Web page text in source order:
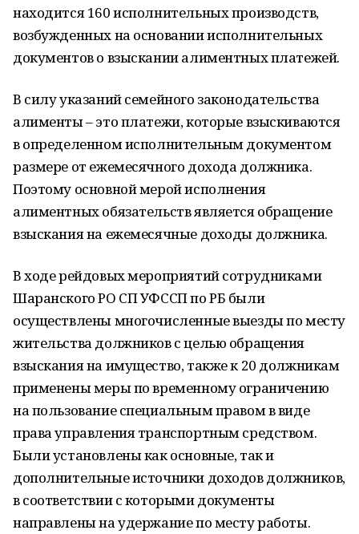
находится 160 исполнительных производств,
возбужденных на основании исполнительных
документов о взыскании алиментных платежей.
В силу указаний семейного законодательства
алименты – это платежи, которые взыскиваются
в определенном исполнительным документом
размере от ежемесячного дохода должника.
Поэтому основной мерой исполнения
алиментных обязательств является обращение
взыскания на ежемесячные доходы должника.
В ходе рейдовых мероприятий сотрудниками
Шаранского РО СП УФССП по РБ были
осуществлены многочисленные выезды по месту
жительства должников с целью обращения
взыскания на имущество, также к 20 должникам
применены меры по временному ограничению
на пользование специальным правом в виде
права управления транспортным средством.
Были установлены как основные, так и
дополнительные источники доходов должников,
в соответствии с которыми документы
направлены на удержание по месту работы.